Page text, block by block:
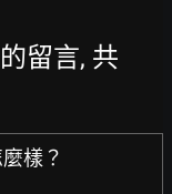
留言, 共
樣？